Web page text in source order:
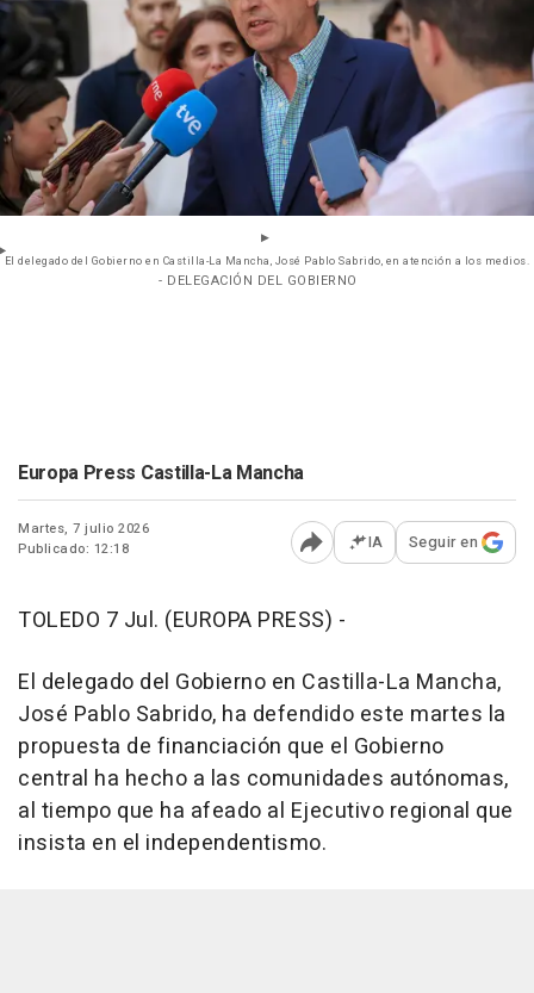
El delegado del Gobierno en Castilla-La Mancha, José Pablo Sabrido, en atención a los medios.
- DELEGACIÓN DEL GOBIERNO
Europa Press Castilla-La Mancha
Martes, 7 julio 2026
Publicado: 12:18
Abrir opciones para
IA Seguir en
TOLEDO 7 Jul. (EUROPA PRESS) -
El delegado del Gobierno en Castilla-La Mancha,
José Pablo Sabrido, ha defendido este martes la
propuesta de financiación que el Gobierno
central ha hecho a las comunidades autónomas,
al tiempo que ha afeado al Ejecutivo regional que
insista en el independentismo.